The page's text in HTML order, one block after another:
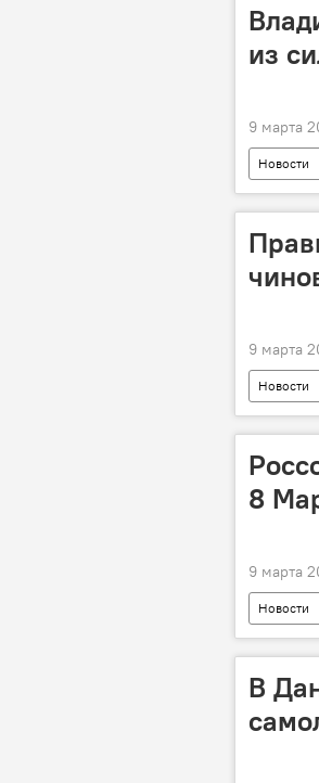
из
9 марта
Новости
9 марта
Новости
8
9 марта
Новости
Культура
В